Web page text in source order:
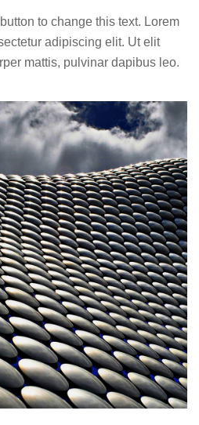
to change this text. Lorem
adipiscing elit. Ut elit
mattis, pulvinar dapibus leo.